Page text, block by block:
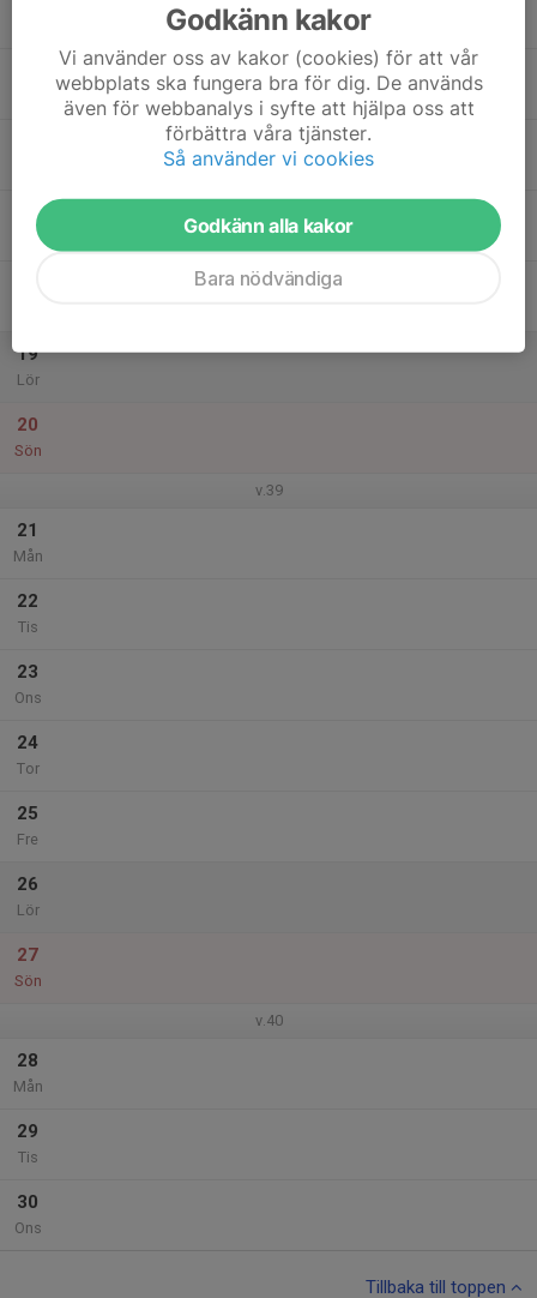
17
Tor
19
Lör
20
Sön
v.39
21
Mån
22
Tis
23
Ons
24
Tor
25
Fre
26
Lör
27
Sön
v.40
28
Mån
29
Tis
30
Ons
Tillbaka till toppen
Godkänn kakor
Vi använder oss av kakor (cookies) för att vår
webbplats ska fungera bra för dig. De används
även för webbanalys i syfte att hjälpa oss att
förbättra våra tjänster.
Så använder vi cookies
Godkänn alla kakor
Bara nödvändiga